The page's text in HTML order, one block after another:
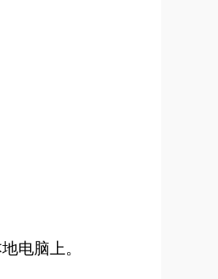
电脑上。